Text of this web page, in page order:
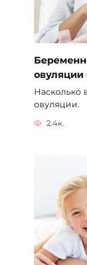
овуляции
Насколько
овуляции.
2.4к.